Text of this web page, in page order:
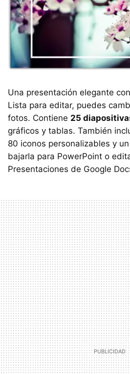
Una presentación elegante
Lista para editar, puedes
fotos. Contiene 25
gráficos y tablas. También
80 iconos personalizables y
bajarla para PowerPoint o
Presentaciones de Google